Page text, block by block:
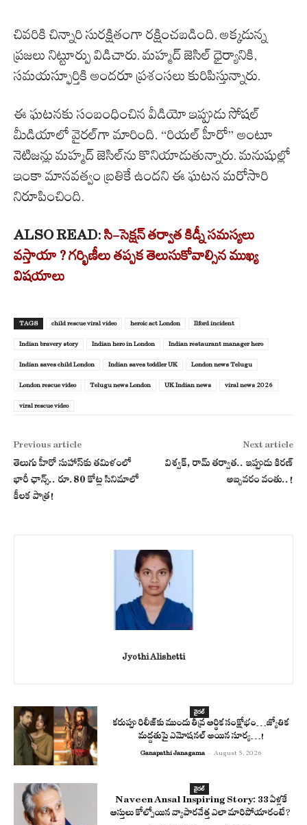
చివరికి చిన్నారి సురక్షితంగా రక్షించబడింది. అక్కడున్న
ప్రజలు నిట్టూర్పు విడిచారు. మహ్మద్ జెసిల్ ధైర్యానికి,
సమయస్ఫూర్తికి అందరూ ప్రశంసలు కురిపిస్తున్నారు.
ఈ ఘటనకు సంబంధించిన వీడియో ఇప్పుడు సోషల్
మీడియాలో వైరల్‌గా మారింది. “రియల్ హీరో” అంటూ
నెటిజన్లు మహ్మద్ జెసిల్‌ను కొనియాడుతున్నారు. మనుషుల్లో
ఇంకా మానవత్వం బ్రతికే ఉందని ఈ ఘటన మరోసారి
నిరూపించింది.
ALSO READ: సి-సెక్షన్ తర్వాత కిడ్నీ సమస్యలు
వస్తాయా ? గర్భిణీలు తప్పక తెలుసుకోవాల్సిన ముఖ్య
విషయాలు
TAGS child rescue viral video heroic act London Ilford incident
Indian bravery story Indian hero in London Indian restaurant manager hero
Indian saves child London Indian saves toddler UK London news Telugu
London rescue video Telugu news London UK Indian news viral news 2026
viral rescue video
Previous article
తెలుగు హీరో సుహాస్‌కు తమిళంలో
భారీ ఛాన్స్.. రూ.80 కోట్ల సినిమాలో
కీలక పాత్ర!
Next article
విశ్వక్, రామ్ తర్వాత.. ఇప్పుడు కిరణ్
అబ్బవరం వంతు..!
Jyothi Alishetti
వైరల్
కరుప్పు రిలీజ్‌కు ముందు తీవ్ర ఆర్థిక సంక్షోభం…జ్యోతిక
మద్దతుపై ఎమోషనల్ అయిన సూర్య…!
Ganapathi Janagama - August 5, 2026
వైరల్
Naveen Ansal Inspiring Story: 33 ఏళ్లకే
ఆస్తులు కోల్పోయిన వ్యాపారవేత్త ఎలా మారిపోయారంటే?